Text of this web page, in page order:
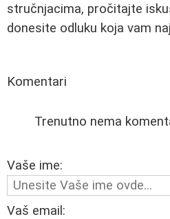
stručnjacima, pročitajte
donesite odluku koja vam
Komentari
Trenutno nema
Vaše ime:
Vaš email: